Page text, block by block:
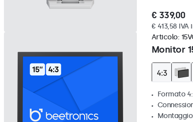
€ 339,00
€ 413,58 IVA
Monitor
Articolo:
Formato